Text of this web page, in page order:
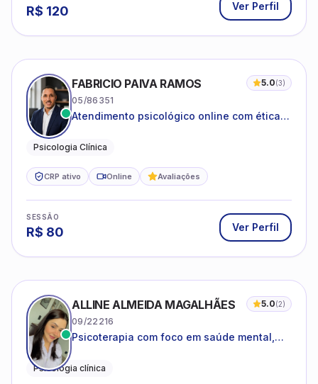
R$ 120 Ver Perfil
FABRICIO PAIVA RAMOS 5.0(3)
05/86351
Atendimento psicológico online com ética,
Psicologia Clínica
CRP ativo Online Avaliações
SESSÃO
R$ 80 Ver Perfil
ALLINE ALMEIDA MAGALHÃES 5.0(2)
09/22216
Psicoterapia com foco em saúde mental,
adolescentes e adultos.
Psicologia clínica